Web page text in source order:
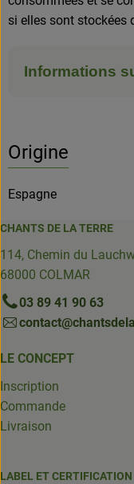
si elles sont stockées
Informations
Origine
Espagne
CHANTS DE LA TERRE
114, Chemin du
68000 COLMAR
03 89 41 90 63
LE CONCEPT
Inscription
Commande
Livraison
LABEL ET CERTIFICATION